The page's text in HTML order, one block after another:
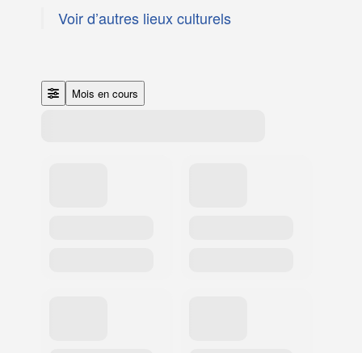
Voir d’autres lieux culturels
Mois en cours